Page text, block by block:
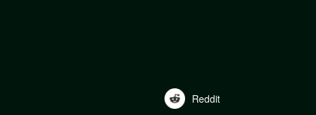
Reddit